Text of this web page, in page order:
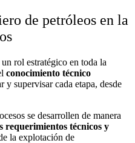
de petróleos en la
rol estratégico en toda la
conocimiento técnico
y supervisar cada etapa, desde
se desarrollen de manera
requerimientos técnicos y
la explotación de